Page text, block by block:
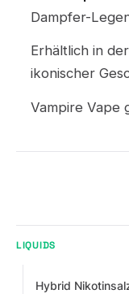
Dampfer-
Erhältlich in
ikonischer
Vampire Vape
LIQUIDS
Hybrid